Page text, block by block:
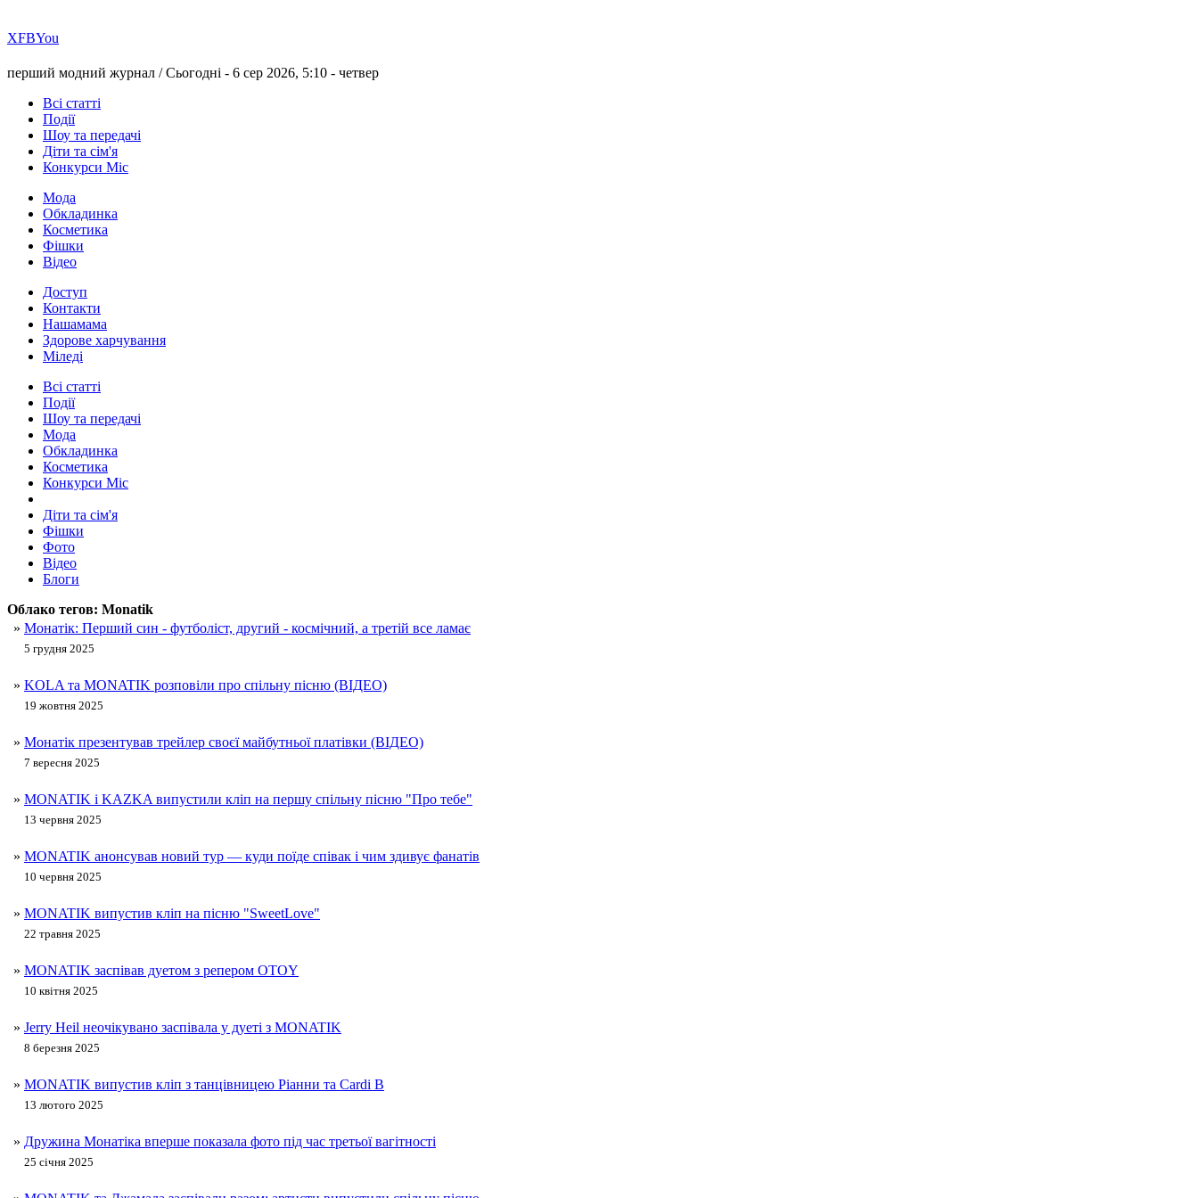
ХFBYou
перший модний журнал /Сьогодні - 6 сер 2026, 5:10 - четвер
Всі статті
Події
Шоу та передачі
Діти та сім'я
Конкурси Міс
Мода
Обкладинка
Косметика
Фішки
Відео
Доступ
Контакти
Нашамама
Здорове харчування
Міледі
Всі статті
Події
Шоу та передачі
Мода
Обкладинка
Косметика
Конкурси Міс
Діти та сім'я
Фішки
Фото
Відео
Блоги
Облако тегов: Monatik
» Монатік: Перший син - футболіст, другий - космічний, а третій все ламає
5 грудня 2025
» KOLA та MONATIK розповіли про спільну пісню (ВІДЕО)
19 жовтня 2025
» Монатік презентував трейлер своєї майбутньої платівки (ВІДЕО)
7 вересня 2025
» MONATIK і KAZKA випустили кліп на першу спільну пісню "Про тебе"
13 червня 2025
» MONATIK анонсував новий тур — куди поїде співак і чим здивує фанатів
10 червня 2025
» MONATIK випустив кліп на пісню "SweetLove"
22 травня 2025
» MONATIK заспівав дуетом з репером OTOY
10 квітня 2025
» Jerry Heil неочікувано заспівала у дуеті з MONATIK
8 березня 2025
» MONATIK випустив кліп з танцівницею Ріанни та Cardi B
13 лютого 2025
» Дружина Монатіка вперше показала фото під час третьої вагітності
25 січня 2025